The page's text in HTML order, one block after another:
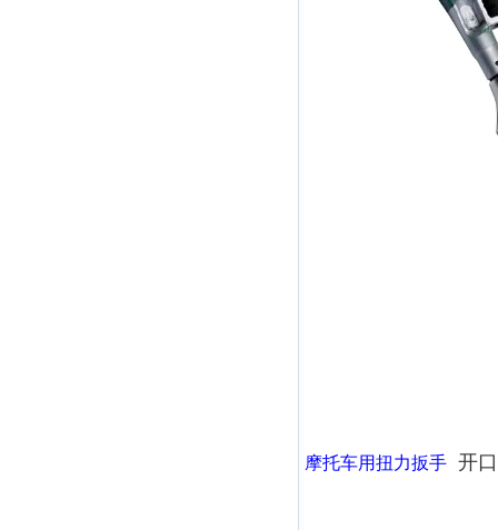
摩托车用扭力扳手 开